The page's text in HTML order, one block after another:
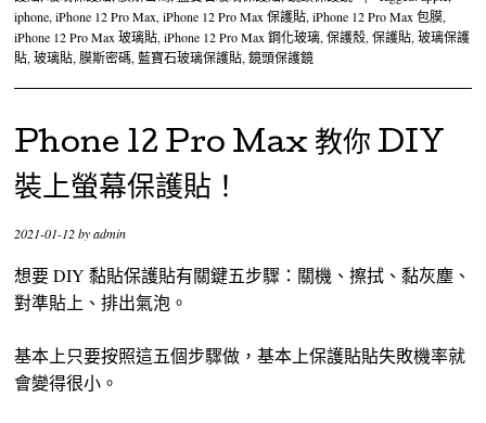
iphone,iPhone 12 Pro Max,iPhone 12 Pro Max 保護貼,iPhone 12 Pro Max 包膜,
iPhone 12 Pro Max 玻璃貼,iPhone 12 Pro Max 鋼化玻璃,保護殼,保護貼,玻璃保護
貼,玻璃貼,膜斯密碼,藍寶石玻璃保護貼,鏡頭保護鏡
Phone 12 Pro Max 教你 DIY
裝上螢幕保護貼！
2021-01-12byadmin
想要 DIY 黏貼保護貼有關鍵五步驟：關機、擦拭、黏灰塵、
對準貼上、排出氣泡。
基本上只要按照這五個步驟做，基本上保護貼貼失敗機率就
會變得很小。